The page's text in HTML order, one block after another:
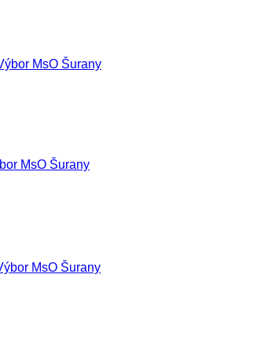
MsO Šurany
MsO Šurany
MsO Šurany